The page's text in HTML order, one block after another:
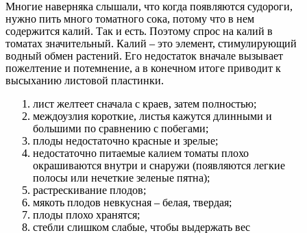
Многие наверняка слышали, что когда появляются судороги,
нужно пить много томатного сока, потому что в нем
содержится калий. Так и есть. Поэтому спрос на калий в
томатах значительный. Калий – это элемент, стимулирующий
водный обмен растений. Его недостаток вначале вызывает
пожелтение и потемнение, а в конечном итоге приводит к
высыханию листовой пластинки.
лист желтеет сначала с краев, затем полностью;
междоузлия короткие, листья кажутся длинными и
большими по сравнению с побегами;
плоды недостаточно красные и зрелые;
недостаточно питаемые калием томаты плохо
окрашиваются внутри и снаружи (появляются легкие
полосы или нечеткие зеленые пятна);
растрескивание плодов;
мякоть плодов невкусная – белая, твердая;
плоды плохо хранятся;
стебли слишком слабые, чтобы выдержать вес